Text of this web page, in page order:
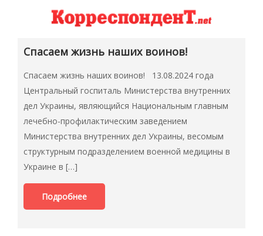
Спасаем жизнь наших воинов!
Спасаем жизнь наших воинов! 13.08.2024 года
Центральный госпиталь Министерства внутренних
дел Украины, являющийся Национальным главным
лечебно-профилактическим заведением
Министерства внутренних дел Украины, весомым
структурным подразделением военной медицины в
Украине в […]
Подробнее